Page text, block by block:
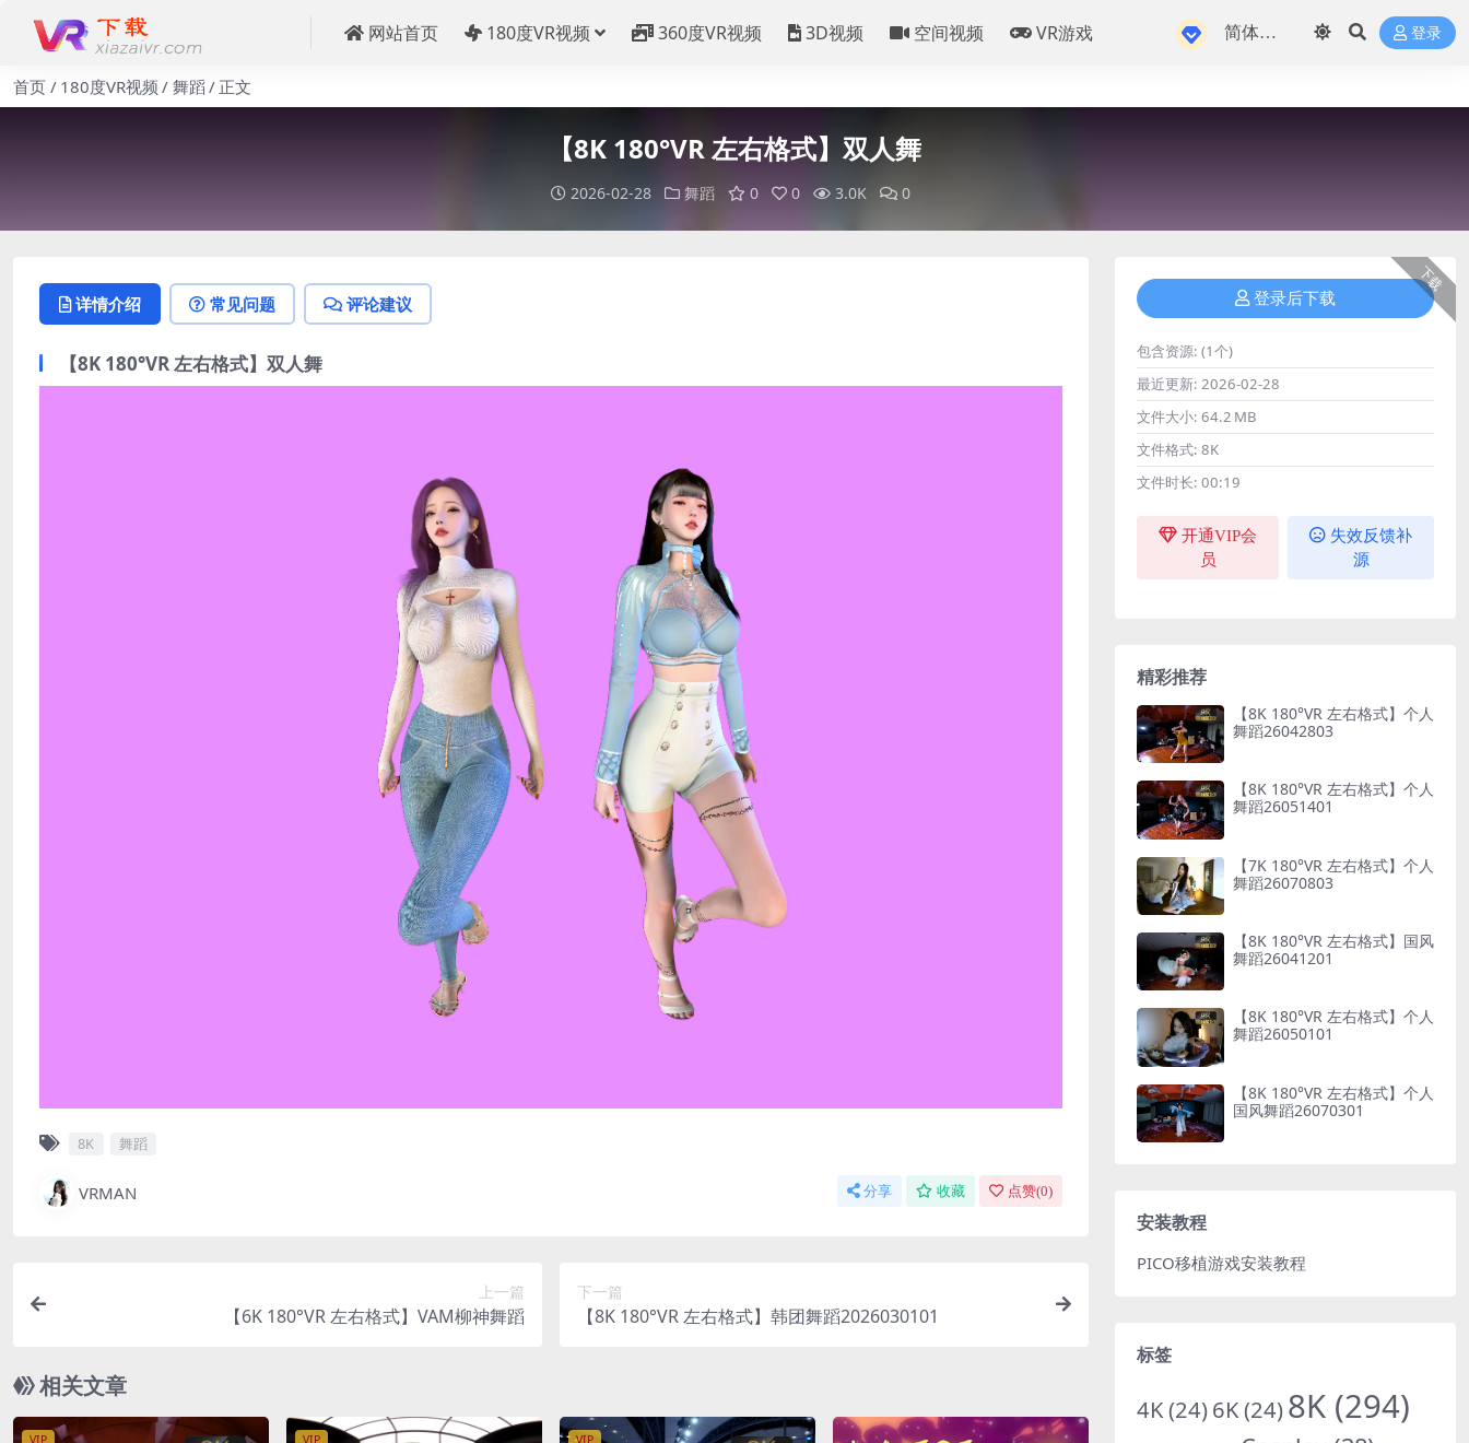
网站首页 180度VR视频 360度VR视频 3D视频 空间视频 VR游戏 登录
首页 180度VR视频 舞蹈 正文
【8K 180°VR 左右格式】双人舞
2026-02-28 舞蹈 0 0 3.0K 0
详情介绍 常见问题 评论建议
【8K 180°VR 左右格式】双人舞
8K 舞蹈
VRMAN 分享 收藏 点赞(0)
上一篇
【6K 180°VR 左右格式】VAM柳神舞蹈
下一篇
【8K 180°VR 左右格式】韩团舞蹈2026030101
相关文章
VIP VIP VIP
下载
登录后下载
包含资源: (1个)
最近更新: 2026-02-28
文件大小: 64.2 MB
文件格式: 8K
文件时长: 00:19
开通VIP会
员
失效反馈补
源
精彩推荐
【8K 180°VR 左右格式】个人
舞蹈26042803
【8K 180°VR 左右格式】个人
舞蹈26051401
【7K 180°VR 左右格式】个人
舞蹈26070803
【8K 180°VR 左右格式】国风
舞蹈26041201
【8K 180°VR 左右格式】个人
舞蹈26050101
【8K 180°VR 左右格式】个人
国风舞蹈26070301
安装教程
PICO移植游戏安装教程
标签
4K(24)6K(24)8K (294)